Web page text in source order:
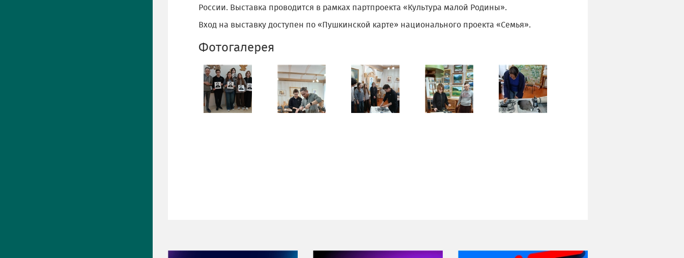
России. Выставка проводится в рамках партпроекта «Культура малой Родины».
Вход на выставку доступен по «Пушкинской карте» национального проекта «Семья».
Фотогалерея
ПРЕСС-ЦЕНТР НИ ДНЯ БЕЗ ДАТЫ...